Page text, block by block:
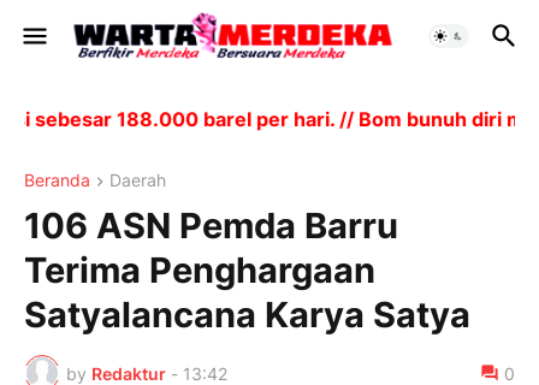
188.000 barel per hari. // Bom bunuh diri
Beranda Daerah
106 ASN Pemda Barru
Terima Penghargaan
Satyalancana Karya Satya
by Redaktur - 13:42 0